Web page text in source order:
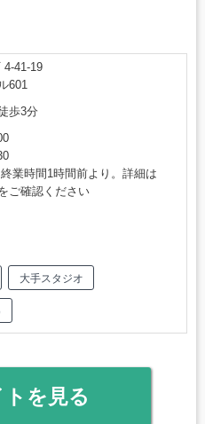
4-41-19
601
歩3分
業時間1時間前より。詳細は
ご確認ください
大手スタジオ
を見る